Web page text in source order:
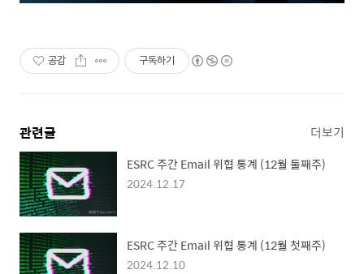
공감 구독하기
관련글 더보기
ESRC 주간 Email 위협 통계 (12월 둘째주)
2024.12.17
ESRC 주간 Email 위협 통계 (12월 첫째주)
2024.12.10